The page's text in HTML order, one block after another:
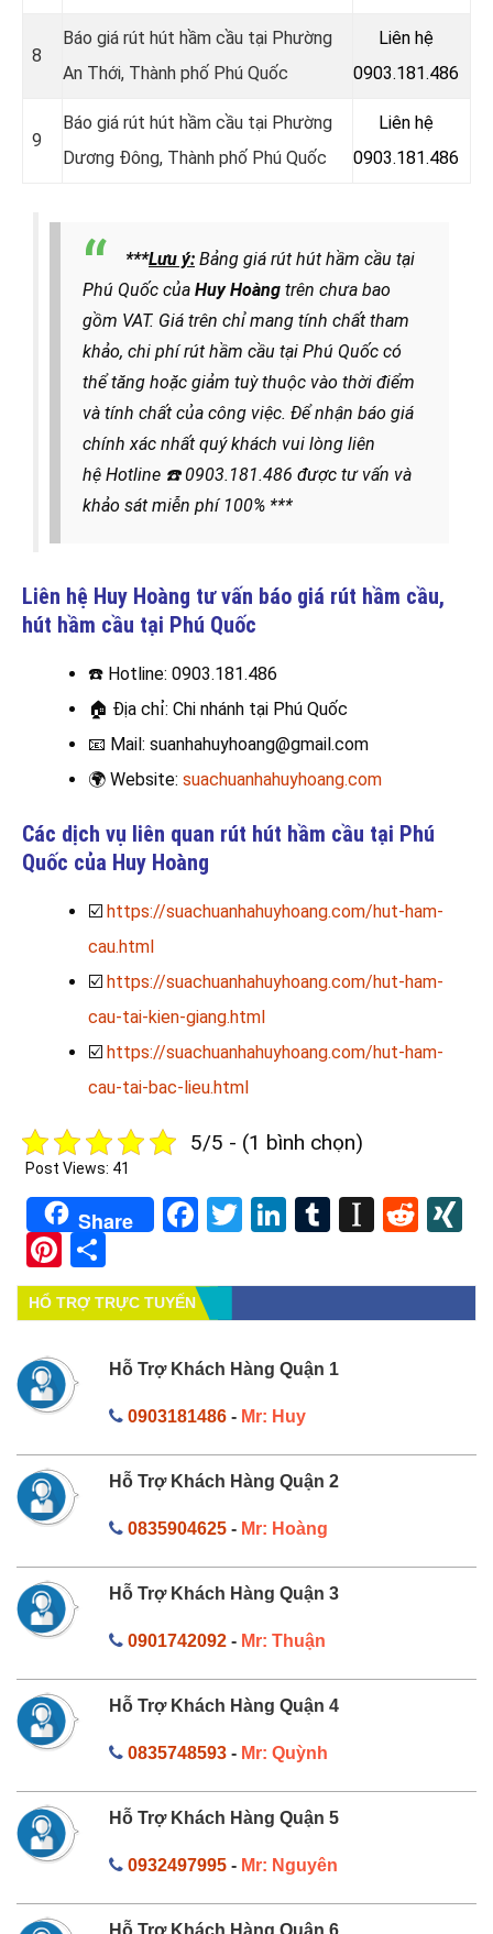
8
Báo giá rút hút hầm cầu tại Phường
An Thới, Thành phố Phú Quốc
Liên hệ
0903.181.486
9
Báo giá rút hút hầm cầu tại Phường
Dương Đông, Thành phố Phú Quốc
Liên hệ
0903.181.486
***Lưu ý: Bảng giá rút hút hầm cầu tại
Phú Quốc của Huy Hoàng trên chưa bao
gồm VAT. Giá trên chỉ mang tính chất tham
khảo, chi phí rút hầm cầu tại Phú Quốc có
thể tăng hoặc giảm tuỳ thuộc vào thời điểm
và tính chất của công việc. Để nhận báo giá
chính xác nhất quý khách vui lòng liên
hệ Hotline ☎️0903.181.486 được tư vấn và
khảo sát miễn phí 100% ***
Liên hệ Huy Hoàng tư vấn báo giá rút hầm cầu,
hút hầm cầu tại Phú Quốc
☎️ Hotline: 0903.181.486
🏠 Địa chỉ: Chi nhánh tại Phú Quốc
📧 Mail: suanhahuyhoang@gmail.com
🌍 Website: suachuanhahuyhoang.com
Các dịch vụ liên quan rút hút hầm cầu tại Phú
Quốc của Huy Hoàng
☑️ https://suachuanhahuyhoang.com/hut-ham-
cau.html
☑️ https://suachuanhahuyhoang.com/hut-ham-
cau-tai-kien-giang.html
☑️ https://suachuanhahuyhoang.com/hut-ham-
cau-tai-bac-lieu.html
5/5 - (1 bình chọn)
Post Views: 41
Share Facebook
TwitterLinkedIn
Tumblr
Pinterest
HỔ TRỢ TRỰC TUYẾN
Hỗ Trợ Khách Hàng Quận 1
0903181486- Mr: Huy
Hỗ Trợ Khách Hàng Quận 2
0835904625- Mr: Hoàng
Hỗ Trợ Khách Hàng Quận 3
0901742092- Mr: Thuận
Hỗ Trợ Khách Hàng Quận 4
0835748593- Mr: Quỳnh
Hỗ Trợ Khách Hàng Quận 5
0932497995- Mr: Nguyên
Hỗ Trợ Khách Hàng Quận 6